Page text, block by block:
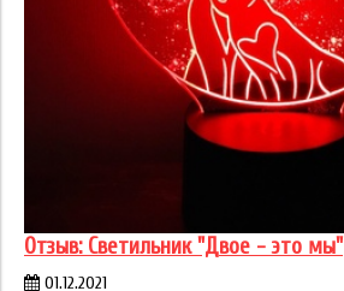
Отзыв: Светильник "Двое - это мы"
01.12.2021